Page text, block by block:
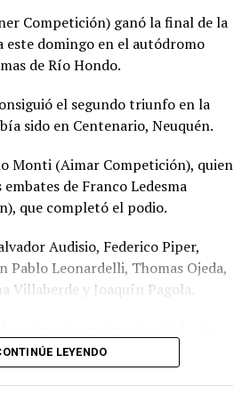
Competición) ganó la final de la
domingo en el autódromo
de Río Hondo.
el segundo triunfo en la
sido en Centenario, Neuquén.
Monti (Aimar Competición), quien
de Franco Ledesma
que completó el podio.
Audisio, Federico Piper,
Pablo Leonardelli, Thomas Ojeda,
Villaberde y Joaquín Pagola.
de semana del 30 y 31 de mayo
LEYENDO